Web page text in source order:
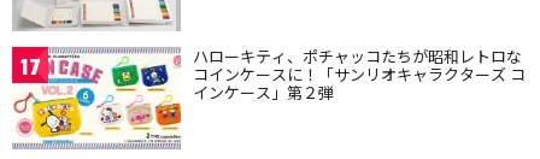
17 ハローキティ、ポチャッコたちが昭和レトロな
コインケースに！「サンリオキャラクターズ コ
インケース」第２弾